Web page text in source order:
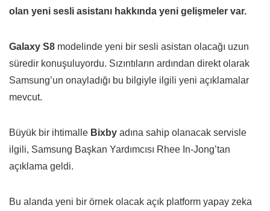
olan yeni sesli asistanı hakkında yeni gelişmeler var.
Galaxy S8 modelinde yeni bir sesli asistan olacağı uzun
süredir konuşuluyordu. Sızıntıların ardından direkt olarak
Samsung’un onayladığı bu bilgiyle ilgili yeni açıklamalar
mevcut.
Büyük bir ihtimalle Bixby adına sahip olanacak servisle
ilgili, Samsung Başkan Yardımcısı Rhee In-Jong’tan
açıklama geldi.
Bu alanda yeni bir örnek olacak açık platform yapay zeka